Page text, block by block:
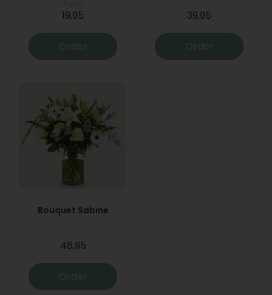
19,95
Order
39,95
Order
Bouquet Sabine
46,95
Order